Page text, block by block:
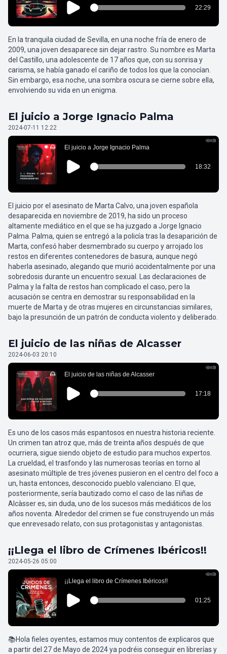
En la tranquila ciudad de Sevilla, en una noche fría de enero de
2009, una joven desaparece sin dejar rastro. Su nombre es Marta
del Castillo, una adolescente de 17 años que, con su sonrisa y
carisma, se había ganado el cariño de todos los que la conocían.
Sin embargo, esa noche, una sombra oscura se cierne sobre ella,
envolviendo su vida en un enigma.
El juicio a Jorge Ignacio Palma
2024-07-11 12:22
El juicio por el asesinato de Marta Calvo, una joven española
desaparecida en noviembre de 2019, ha sido un proceso
altamente mediático en el que se ha juzgado a Jorge Ignacio
Palma. Palma, quien se entregó a la policía tras la desaparición de
Marta, confesó haber desmembrado su cuerpo y arrojado los
restos en diferentes contenedores de basura, aunque negó
haberla asesinado, alegando que murió accidentalmente por una
sobredosis durante un encuentro sexual. Las declaraciones de
Palma y la falta de restos han complicado el caso, pero la
acusación se centra en demostrar su responsabilidad en la
muerte de Marta y de otras mujeres en circunstancias similares,
bajo la presunción de un patrón de conducta violento y deliberado.
El juicio de las niñas de Alcasser
2024-06-03 20:10
Es uno de los casos más espantosos en nuestra historia reciente.
Un crimen tan atroz que, más de treinta años después de que
ocurriera, sigue siendo objeto de estudio para muchos expertos.
La crueldad, el trasfondo y las numerosas teorías en torno al
asesinato múltiple de tres jóvenes pusieron en el centro del foco a
un, hasta entonces, desconocido pueblo valenciano. El que,
posteriormente, sería bautizado como el caso de las niñas de
Alcàsser es, sin duda, uno de los sucesos más mediáticos de los
años noventa. Alrededor del crimen se fue construyendo un más
que enrevesado relato, con sus protagonistas y antagonistas.
¡¡Llega el libro de Crímenes Ibéricos!!
2024-05-26 05:00
📚Hola fieles oyentes, estamos muy contentos de explicaros que
a partir del 27 de Mayo de 2024 ya podréis conseguir en librerías y